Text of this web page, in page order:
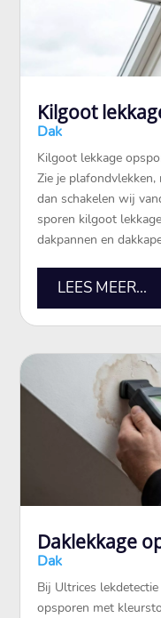
Kilgoot
Dak
Kilgoot lekkage
Zie je
dan schakelen wij
sporen kilgoot
dakpannen en
LEES MEER...
Daklekkage
Dak
Bij Ultrices
opsporen met